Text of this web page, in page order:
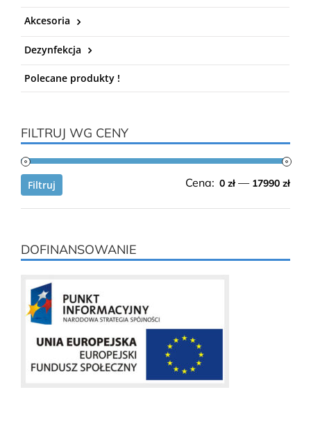
Akcesoria
Dezynfekcja
Polecane produkty !
FILTRUJ WG CENY
Filtruj Cena: 0 zł — 17990 zł
DOFINANSOWANIE